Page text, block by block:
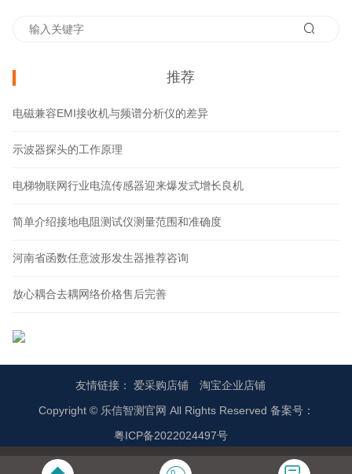
推荐
电磁兼容EMI接收机与频谱分析仪的差异
示波器探头的工作原理
电梯物联网行业电流传感器迎来爆发式增长良机
简单介绍接地电阻测试仪测量范围和准确度
河南省函数任意波形发生器推荐咨询
放心耦合去耦网络价格售后完善
友情链接： 爱采购店铺
淘宝企业店铺
Copyright © 乐信智测官网 All Rights Reserved 备案号：
粤ICP备2022024497号